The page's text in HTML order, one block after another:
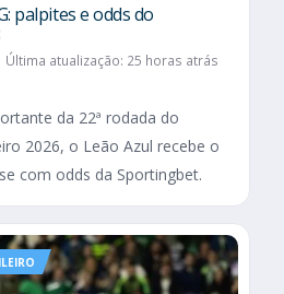
palpites e odds do
Última atualização: 25 horas atrás
da 22ª rodada do
2026, o Leão Azul recebe o
com odds da Sportingbet.